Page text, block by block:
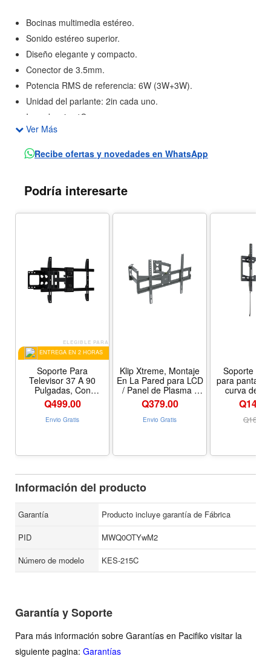
Bocinas multimedia estéreo.
Sonido estéreo superior.
Diseño elegante y compacto.
Conector de 3.5mm.
Potencia RMS de referencia: 6W (3W+3W).
Unidad del parlante: 2in cada uno.
Impedancia: 4Ω.
Relación de señal a ruido: 60dB.
Respuesta en frecuencia: 120Hz ~ 18kHz.
Dimensiones: 80x96x96 mm.
Ver Más
Recibe ofertas y novedades en WhatsApp
Podría interesarte
ELEGIBLE PARA
ENTREGA EN 2 HORAS
Soporte Para
Televisor 37 A 90
Pulgadas, Con
Inclinación, Capacidad
60Kg, Klip Xtreme
Q499.00
Envio Gratis
Klip Xtreme, Montaje
En La Pared para LCD
/ Panel de Plasma -
Acero de Calibre
Pesado
Q379.00
Envio Gratis
Soporte
para pantalla
curva de
pulgadas,
Q169.00
Información del producto
Garantía
Producto incluye garantía de Fábrica
PID
MWQ0OTYwM2
Número de modelo
KES-215C
Garantía y Soporte
Para más información sobre Garantías en Pacifiko visitar la
siguiente pagina: Garantías